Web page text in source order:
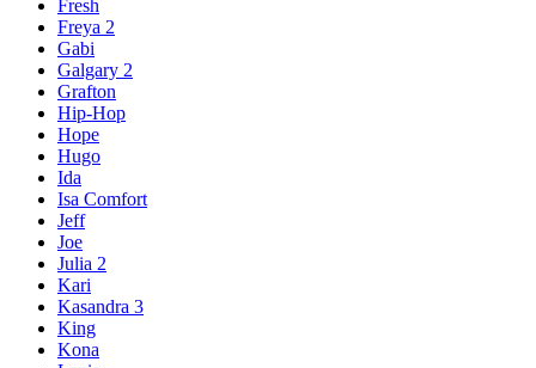
Fresh
Freya 2
Gabi
Galgary 2
Grafton
Hip-Hop
Hope
Hugo
Ida
Isa Comfort
Jeff
Joe
Julia 2
Kari
Kasandra 3
King
Kona